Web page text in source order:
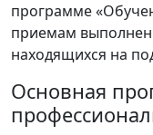
программе
приемам
находящихся на
Основная